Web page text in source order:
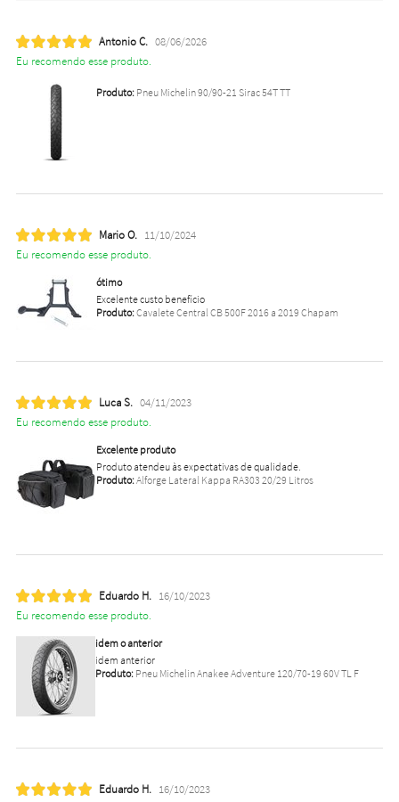
Antonio C. 08/06/2026
Eu recomendo esse produto.
Produto:Pneu Michelin 90/90-21 Sirac 54T TT
Mario O. 11/10/2024
Eu recomendo esse produto.
ótimo
Excelente custo benefício
Produto:Cavalete Central CB 500F 2016 a 2019 Chapam
Luca S. 04/11/2023
Eu recomendo esse produto.
Excelente produto
Produto atendeu às expectativas de qualidade.
Produto:Alforge Lateral Kappa RA303 20/29 Litros
Eduardo H. 16/10/2023
Eu recomendo esse produto.
idem o anterior
idem anterior
Produto:Pneu Michelin Anakee Adventure 120/70-19 60V TL F
Eduardo H. 16/10/2023